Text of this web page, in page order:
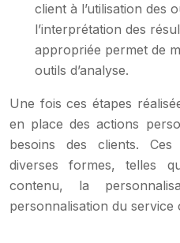
client à l’utilisation des
l’interprétation des
appropriée permet de
outils d’analyse.
Une fois ces étapes
en place des actions
besoins des clients.
diverses formes, telles
contenu, la
personnalisation du service